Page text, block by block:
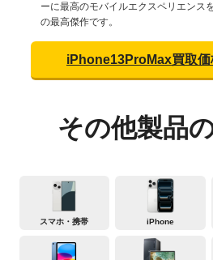
ーに最高のモバイルエクスペリエンス
の最高傑作です。
iPhone13ProMax買取価
その他製品
スマホ・携帯 iPhone